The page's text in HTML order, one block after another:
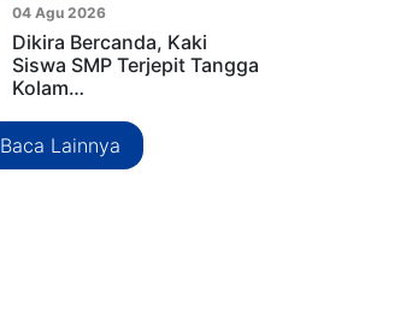
04 Agu 2026
Dikira Bercanda, Kaki
Siswa SMP Terjepit Tangga
Kolam…
Baca Lainnya